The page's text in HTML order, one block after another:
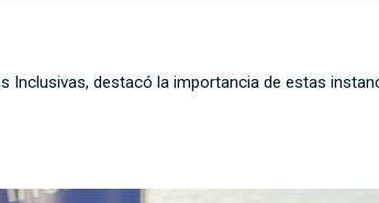
Inclusivas, destacó la importancia de estas